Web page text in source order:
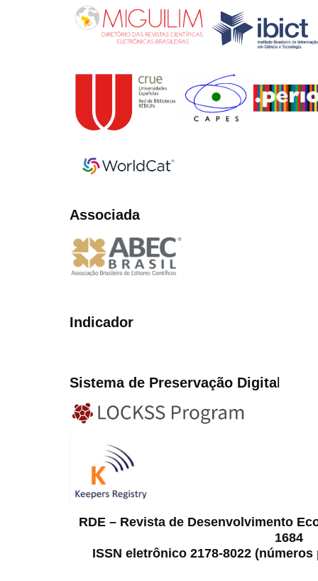
Associada
Indicador
Sistema de Preservação Digital
RDE – Revista de Desenvolvimento
1684
ISSN eletrônico 2178-8022